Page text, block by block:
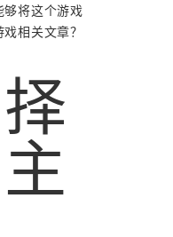
将这个游戏
相关文章？